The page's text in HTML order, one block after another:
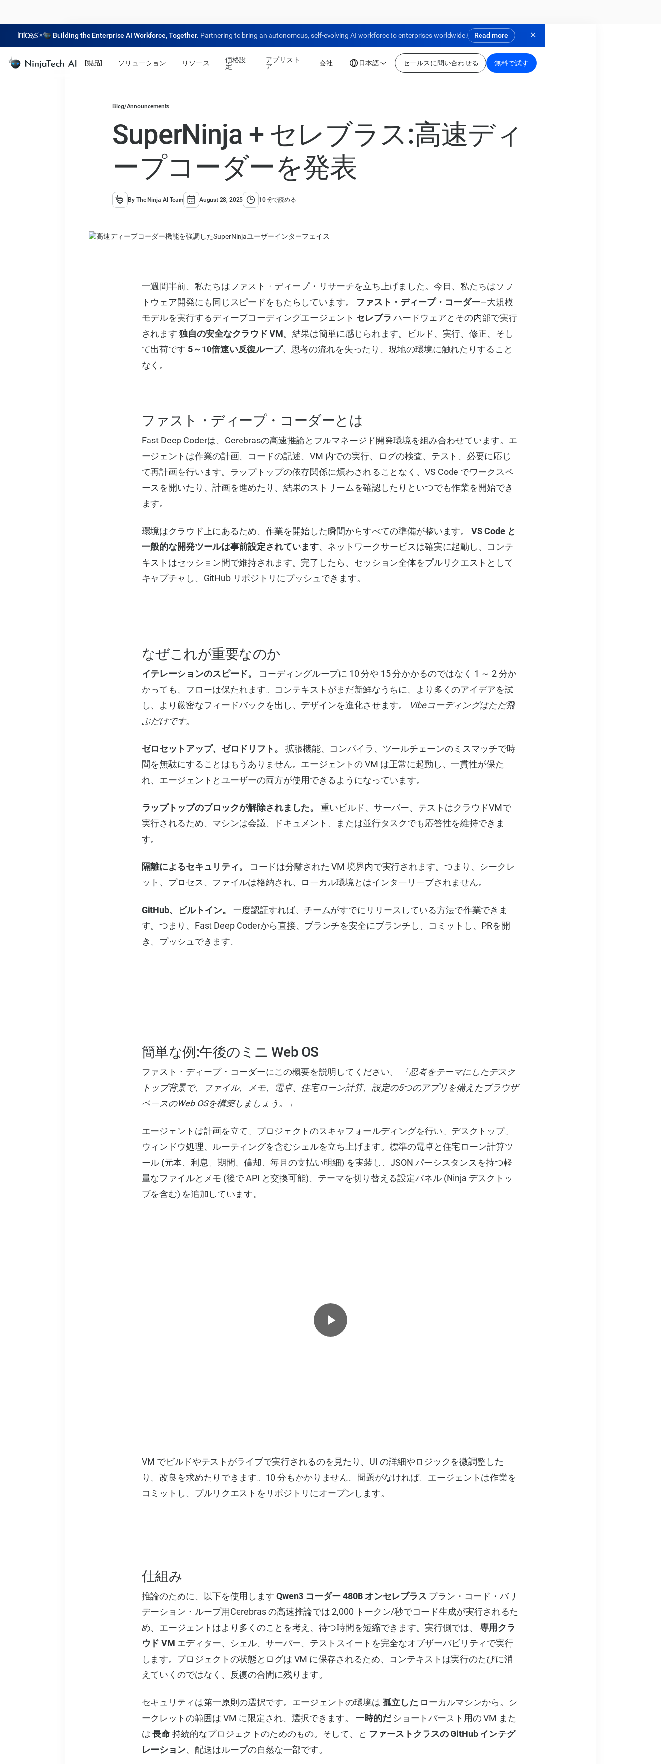
× Building the Enterprise AI Workforce, Together. Partnering to bring an autonomous, self-evolving AI workforce to enterprises worldwide. Read more ✕
[製品] ソリューション リソース
価格設
定
アプリスト
ア
会社 日本語 セールスに問い合わせる 無料で試す
Blog/Announcements
SuperNinja + セレブラス:高速ディ
ープコーダーを発表
By The Ninja AI Team August 28, 2025 10 分で読める
一週間半前、私たちはファスト・ディープ・リサーチを立ち上げました。今日、私たちはソフ
トウェア開発にも同じスピードをもたらしています。 ファスト・ディープ・コーダー—大規模
モデルを実行するディープコーディングエージェント セレブラ ハードウェアとその内部で実行
されます 独自の安全なクラウド VM。結果は簡単に感じられます。ビルド、実行、修正、そし
て出荷です 5～10倍速い反復ループ、思考の流れを失ったり、現地の環境に触れたりすること
なく。
ファスト・ディープ・コーダーとは
Fast Deep Coderは、Cerebrasの高速推論とフルマネージド開発環境を組み合わせています。エ
ージェントは作業の計画、コードの記述、VM 内での実行、ログの検査、テスト、必要に応じ
て再計画を行います。ラップトップの依存関係に煩わされることなく、VS Code でワークスペ
ースを開いたり、計画を進めたり、結果のストリームを確認したりといつでも作業を開始でき
ます。
環境はクラウド上にあるため、作業を開始した瞬間からすべての準備が整います。 VS Code と
一般的な開発ツールは事前設定されています、ネットワークサービスは確実に起動し、コンテ
キストはセッション間で維持されます。完了したら、セッション全体をプルリクエストとして
キャプチャし、GitHub リポジトリにプッシュできます。
なぜこれが重要なのか
イテレーションのスピード。
コーディングループに 10 分や 15 分かかるのではなく 1 ～ 2 分か
かっても、フローは保たれます。コンテキストがまだ新鮮なうちに、より多くのアイデアを試
し、より厳密なフィードバックを出し、デザインを進化させます。
Vibeコーディングはただ飛
ぶだけです。
ゼロセットアップ、ゼロドリフト。
拡張機能、コンパイラ、ツールチェーンのミスマッチで時
間を無駄にすることはもうありません。エージェントの VM は正常に起動し、一貫性が保た
れ、エージェントとユーザーの両方が使用できるようになっています。
ラップトップのブロックが解除されました。
重いビルド、サーバー、テストはクラウドVMで
実行されるため、マシンは会議、ドキュメント、または並行タスクでも応答性を維持できま
す。
隔離によるセキュリティ。
コードは分離された VM 境界内で実行されます。つまり、シークレ
ット、プロセス、ファイルは格納され、ローカル環境とはインターリーブされません。
GitHub、ビルトイン。
一度認証すれば、チームがすでにリリースしている方法で作業できま
す。つまり、Fast Deep Coderから直接、ブランチを安全にブランチし、コミットし、PRを開
き、プッシュできます。
簡単な例:午後のミニ Web OS
ファスト・ディープ・コーダーにこの概要を説明してください。
「忍者をテーマにしたデスク
トップ背景で、ファイル、メモ、電卓、住宅ローン計算、設定の5つのアプリを備えたブラウザ
ベースのWeb OSを構築しましょう。」
エージェントは計画を立て、プロジェクトのスキャフォールディングを行い、デスクトップ、
ウィンドウ処理、ルーティングを含むシェルを立ち上げます。標準の電卓と住宅ローン計算ツ
ール (元本、利息、期間、償却、毎月の支払い明細) を実装し、JSON パーシスタンスを持つ軽
量なファイルとメモ (後で API と交換可能)、テーマを切り替える設定パネル (Ninja デスクトッ
プを含む) を追加しています。
VM でビルドやテストがライブで実行されるのを見たり、UI の詳細やロジックを微調整した
り、改良を求めたりできます。10 分もかかりません。問題がなければ、エージェントは作業を
コミットし、プルリクエストをリポジトリにオープンします。
仕組み
推論のために、以下を使用します Qwen3 コーダー 480B オンセレブラス プラン・コード・バリ
デーション・ループ用Cerebras の高速推論では 2,000 トークン/秒でコード生成が実行されるた
め、エージェントはより多くのことを考え、待つ時間を短縮できます。実行側では、 専用クラ
ウド VM エディター、シェル、サーバー、テストスイートを完全なオブザーバビリティで実行
します。プロジェクトの状態とログは VM に保存されるため、コンテキストは実行のたびに消
えていくのではなく、反復の合間に残ります。
セキュリティは第一原則の選択です。エージェントの環境は 孤立した ローカルマシンから。シ
ークレットの範囲は VM に限定され、選択できます。 一時的だショートバースト用の VM また
は 長命持続的なプロジェクトのためのもの。そして、と ファーストクラスの GitHub インテグ
レーション、配送はループの自然な一部です。